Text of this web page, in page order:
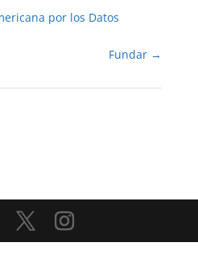
por los Datos
Fundar →